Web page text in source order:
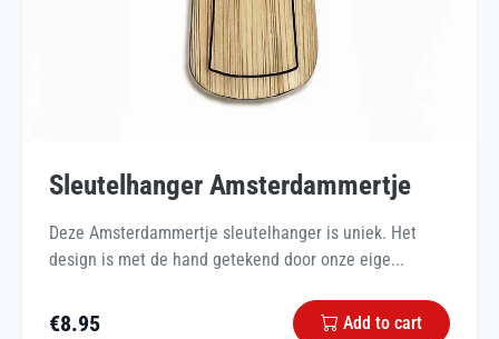
Sleutelhanger Amsterdammertje
Deze Amsterdammertje sleutelhanger is uniek. Het
design is met de hand getekend door onze eige...
€8.95 Add to cart